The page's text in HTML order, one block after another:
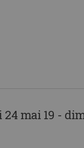
mai 19 -